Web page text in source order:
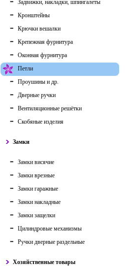
Задвижки, накладки, шпингалеты
Кронштейны
Крючки вешалки
Крепежная фурнитура
Оконная фурнитура
Петли
Проушины и др.
Дверные ручки
Вентиляционные решётки
Скобяные изделия
Замки
Замки висячие
Замки врезные
Замки гаражные
Замки накладные
Замки защелки
Цилиндровые механизмы
Ручки дверные раздельные
Хозяйственные товары